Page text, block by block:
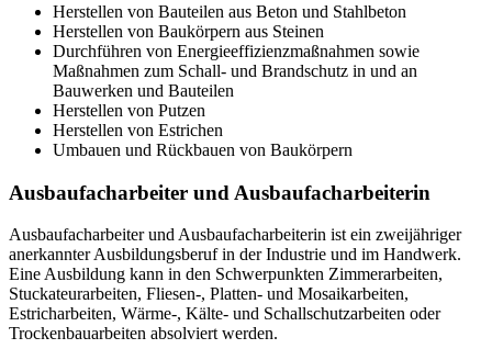
Herstellen von Bauteilen aus Beton und Stahlbeton
Herstellen von Baukörpern aus Steinen
Durchführen von Energieeffizienzmaßnahmen sowie
Maßnahmen zum Schall- und Brandschutz in und an
Bauwerken und Bauteilen
Herstellen von Putzen
Herstellen von Estrichen
Umbauen und Rückbauen von Baukörpern
Ausbaufacharbeiter und Ausbaufacharbeiterin
Ausbaufacharbeiter und Ausbaufacharbeiterin ist ein zweijähriger
anerkannter Ausbildungsberuf in der Industrie und im Handwerk.
Eine Ausbildung kann in den Schwerpunkten Zimmerarbeiten,
Stuckateurarbeiten, Fliesen-, Platten- und Mosaikarbeiten,
Estricharbeiten, Wärme-, Kälte- und Schallschutzarbeiten oder
Trockenbauarbeiten absolviert werden.